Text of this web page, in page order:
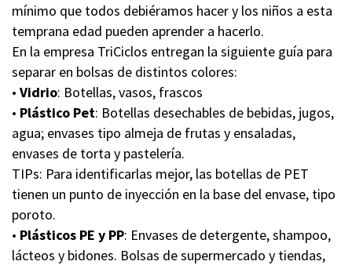
mínimo que todos debiéramos hacer y los niños a esta
temprana edad pueden aprender a hacerlo.
En la empresa TriCiclos entregan la siguiente guía para
separar en bolsas de distintos colores:
• Vidrio: Botellas, vasos, frascos
• Plástico Pet: Botellas desechables de bebidas, jugos,
agua; envases tipo almeja de frutas y ensaladas,
envases de torta y pastelería.
TIPs: Para identificarlas mejor, las botellas de PET
tienen un punto de inyección en la base del envase, tipo
poroto.
• Plásticos PE y PP: Envases de detergente, shampoo,
lácteos y bidones. Bolsas de supermercado y tiendas,